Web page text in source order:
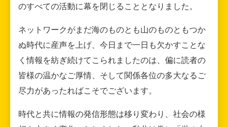
のすべての活動に幕を閉じることとなりました。
ネットワークがまだ海のものとも山のものともつか
ぬ時代に産声を上げ、今日まで一日も欠かすことな
く情報を紡ぎ続けてこられましたのは、偏に読者の
皆様の温かなご厚情、そして関係各位の多大なるご
尽力があったればこそでございます。
時代と共に情報の発信形態は移り変わり、社会の様